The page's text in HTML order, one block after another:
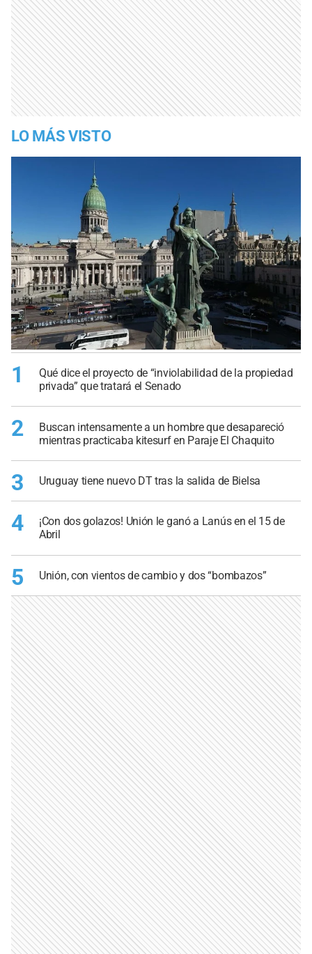
LO MÁS VISTO
1
Qué dice el proyecto de “inviolabilidad de la propiedad
privada” que tratará el Senado
2
Buscan intensamente a un hombre que desapareció
mientras practicaba kitesurf en Paraje El Chaquito
3 Uruguay tiene nuevo DT tras la salida de Bielsa
4
¡Con dos golazos! Unión le ganó a Lanús en el 15 de
Abril
5 Unión, con vientos de cambio y dos “bombazos”